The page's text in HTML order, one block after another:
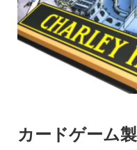
カードゲーム